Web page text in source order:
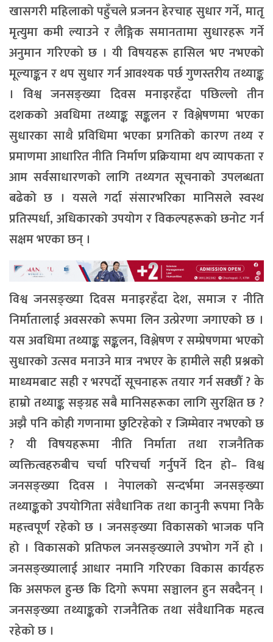
खासगरी महिलाको पहुँचले प्रजनन हेरचाह सुधार गर्ने, मातृ
मृत्युमा कमी ल्याउने र लैङ्गिक समानतामा सुधारहरू गर्ने
अनुमान गरिएको छ । यी विषयहरू हासिल भए नभएको
मूल्याङ्कन र थप सुधार गर्न आवश्यक पर्छ गुणस्तरीय तथ्याङ्क
। विश्व जनसङ्ख्या दिवस मनाइरहँदा पछिल्लो तीन
दशकको अवधिमा तथ्याङ्क सङ्कलन र विश्लेषणमा भएका
सुधारका साथै प्रविधिमा भएका प्रगतिको कारण तथ्य र
प्रमाणमा आधारित नीति निर्माण प्रक्रियामा थप व्यापकता र
आम सर्वसाधारणको लागि तथ्यगत सूचनाको उपलब्धता
बढेको छ । यसले गर्दा संसारभरिका मानिसले स्वस्थ
प्रतिस्पर्धा, अधिकारको उपयोग र विकल्पहरूको छनोट गर्न
सक्षम भएका छन् ।
विश्व जनसङ्ख्या दिवस मनाइरहँदा देश, समाज र नीति
निर्मातालाई अवसरको रूपमा लिन उत्प्रेरणा जगाएको छ ।
यस अवधिमा तथ्याङ्क सङ्कलन, विश्लेषण र सम्प्रेषणमा भएको
सुधारको उत्सव मनाउने मात्र नभएर के हामीले सही प्रश्नको
माध्यमबाट सही र भरपर्दो सूचनाहरू तयार गर्न सक्छौँ ? के
हाम्रो तथ्याङ्क सङ्ग्रह सबै मानिसहरूका लागि सुरक्षित छ ?
अझै पनि कोही गणनामा छुटिरहेको र जिम्मेवार नभएको छ
? यी विषयहरूमा नीति निर्माता तथा राजनैतिक
व्यक्तित्वहरुबीच चर्चा परिचर्चा गर्नुपर्ने दिन हो– विश्व
जनसङ्ख्या दिवस । नेपालको सन्दर्भमा जनसङ्ख्या
तथ्याङ्कको उपयोगिता संवैधानिक तथा कानुनी रूपमा निकै
महत्त्वपूर्ण रहेको छ । जनसङ्ख्या विकासको भाजक पनि
हो । विकासको प्रतिफल जनसङ्ख्याले उपभोग गर्ने हो ।
जनसङ्ख्यालाई आधार नमानि गरिएका विकास कार्यहरु
कि असफल हुन्छ कि दिगो रूपमा सञ्चालन हुन सक्दैनन् ।
जनसङ्ख्या तथ्याङ्कको राजनैतिक तथा संवैधानिक महत्व
रहेको छ ।